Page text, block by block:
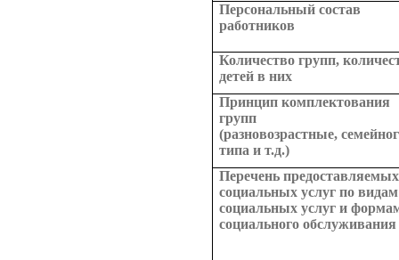
Персональный состав
работников
Количество групп,
детей в них
Принцип комплектования
групп
(разновозрастные,
типа и т.д.)
Перечень предоставляемых
социальных услуг по видам
социальных услуг и
социального обслуживания